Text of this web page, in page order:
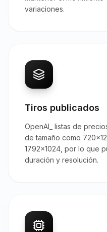
variaciones.
Tiros publicados
OpenAI_ listas de
de tamaño como
1792x1024, por lo que
duración y resolución.